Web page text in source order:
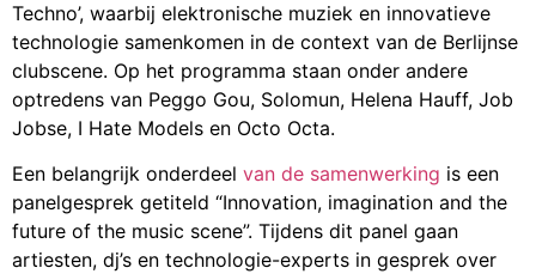
Techno’, waarbij elektronische muziek en innovatieve
technologie samenkomen in de context van de Berlijnse
clubscene. Op het programma staan onder andere
optredens van Peggo Gou, Solomun, Helena Hauff, Job
Jobse, I Hate Models en Octo Octa.
Een belangrijk onderdeel van de samenwerking is een
panelgesprek getiteld “Innovation, imagination and the
future of the music scene”. Tijdens dit panel gaan
artiesten, dj’s en technologie-experts in gesprek over